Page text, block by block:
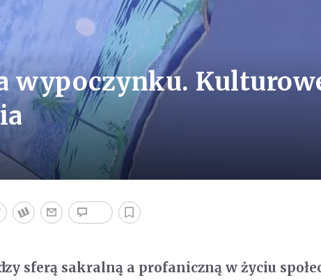
wypoczynku.
sferą sakralną a profaniczną w życiu